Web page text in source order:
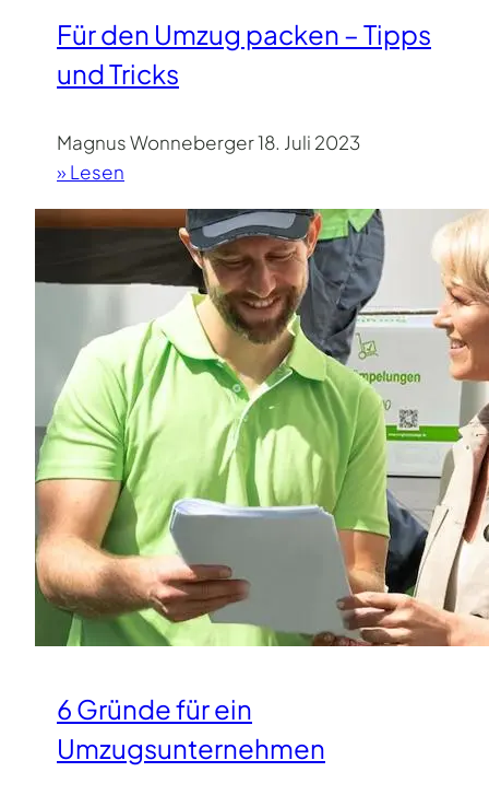
Für den Umzug packen – Tipps
und Tricks
Magnus Wonneberger18. Juli 2023
» Lesen
6 Gründe für ein
Umzugsunternehmen